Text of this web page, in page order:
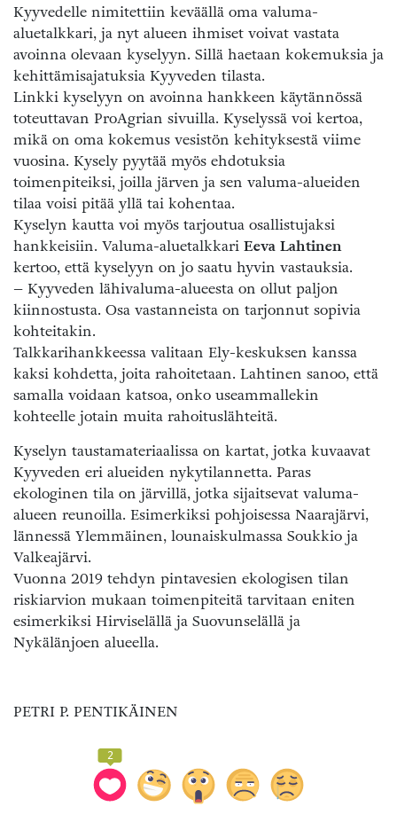
Kyyvedelle nimitettiin keväällä oma valuma-
aluetalkkari, ja nyt alueen ihmiset voivat vastata
avoinna olevaan kyselyyn. Sillä haetaan kokemuksia ja
kehittämisajatuksia Kyyveden tilasta.
Linkki kyselyyn on avoinna hankkeen käytännössä
toteuttavan ProAgrian sivuilla. Kyselyssä voi kertoa,
mikä on oma kokemus vesistön kehityksestä viime
vuosina. Kysely pyytää myös ehdotuksia
toimenpiteiksi, joilla järven ja sen valuma-alueiden
tilaa voisi pitää yllä tai kohentaa.
Kyselyn kautta voi myös tarjoutua osallistujaksi
hankkeisiin. Valuma-aluetalkkari Eeva Lahtinen
kertoo, että kyselyyn on jo saatu hyvin vastauksia.
– Kyyveden lähivaluma-alueesta on ollut paljon
kiinnostusta. Osa vastanneista on tarjonnut sopivia
kohteitakin.
Talkkarihankkeessa valitaan Ely-keskuksen kanssa
kaksi kohdetta, joita rahoitetaan. Lahtinen sanoo, että
samalla voidaan katsoa, onko useammallekin
kohteelle jotain muita rahoituslähteitä.
Kyselyn taustamateriaalissa on kartat, jotka kuvaavat
Kyyveden eri alueiden nykytilannetta. Paras
ekologinen tila on järvillä, jotka sijaitsevat valuma-
alueen reunoilla. Esimerkiksi pohjoisessa Naarajärvi,
lännessä Ylemmäinen, lounaiskulmassa Soukkio ja
Valkeajärvi.
Vuonna 2019 tehdyn pintavesien ekologisen tilan
riskiarvion mukaan toimenpiteitä tarvitaan eniten
esimerkiksi Hirviselällä ja Suovunselällä ja
Nykälänjoen alueella.
PETRI P. PENTIKÄINEN
2